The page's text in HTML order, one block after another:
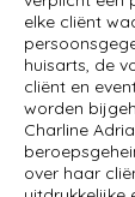
elke cliënt
huisarts, de
cliënt en
worden
Charline
over haar